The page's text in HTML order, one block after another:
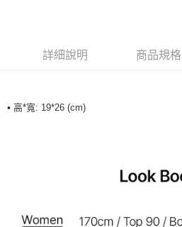
每筆NT$60，滿NT$990(含以上)免運費
每筆NT$60，滿NT$990(含以上)免運費
詳細說明 商品規格
• 高*寬: 19*26 (cm)